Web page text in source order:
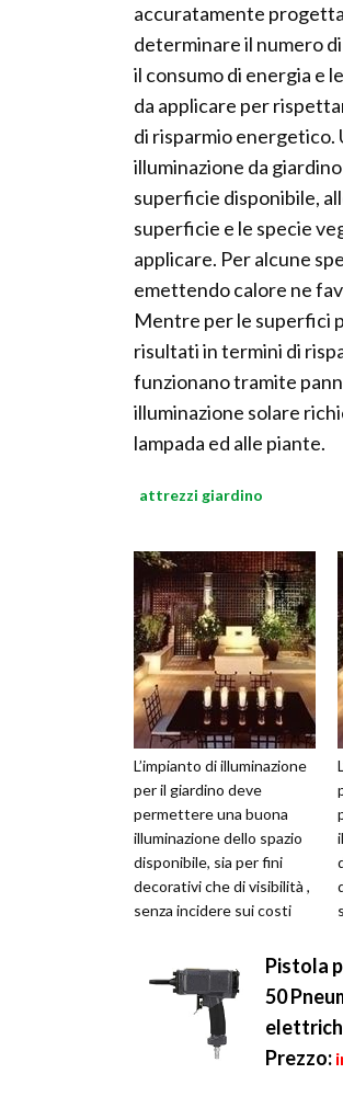
accuratamente
determinare il numero
il consumo di energia e
da applicare per
di risparmio energetico.
illuminazione da
superficie disponibile,
superficie e le specie
applicare. Per alcune
emettendo calore ne
Mentre per le superfici
risultati in termini di
funzionano tramite
illuminazione solare
lampada ed alle piante.
attrezzi giardino
L’impianto di illuminazione
per il giardino deve
permettere una buona
illuminazione dello spazio
disponibile, sia per fini
decorativi che di visibilità ,
senza incidere sui costi
Pistola
50
Prezzo: